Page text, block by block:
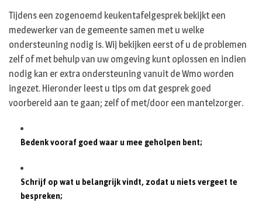
Tijdens een zogenoemd keukentafelgesprek bekijkt een
medewerker van de gemeente samen met u welke
ondersteuning nodig is. Wij bekijken eerst of u de problemen
zelf of met behulp van uw omgeving kunt oplossen en indien
nodig kan er extra ondersteuning vanuit de Wmo worden
ingezet. Hieronder leest u tips om dat gesprek goed
voorbereid aan te gaan; zelf of met/door een mantelzorger.
Bedenk vooraf goed waar u mee geholpen bent;
Schrijf op wat u belangrijk vindt, zodat u niets vergeet te
bespreken;